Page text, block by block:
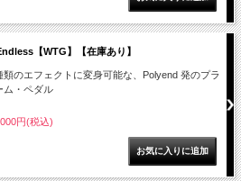
【WTG】【在庫あり】
類のエフェクトに変身可能な、Polyend 発のプラ
ム・ペダル
円(税込)